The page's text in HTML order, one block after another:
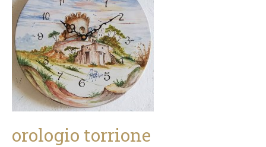
orologio torrione